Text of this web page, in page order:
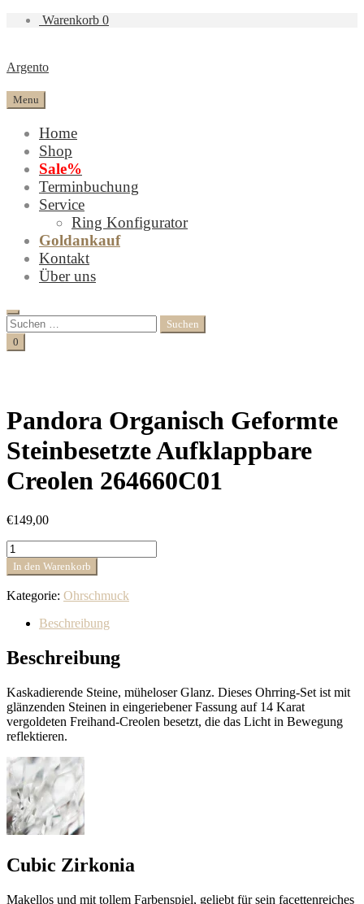
Warenkorb 0
Argento
Menu
Home
Shop
Sale%
Terminbuchung
Service
Ring Konfigurator
Goldankauf
Kontakt
Über uns
Search
Suchen
nach:
Cart
0
Pandora Organisch Geformte
Steinbesetzte Aufklappbare
Creolen 264660C01
€149,00
Pandora
Organisch
Geformte
Steinbesetzte
Aufklappbare
Creolen
Menge
In den Warenkorb
Kategorie: Ohrschmuck
Beschreibung
Beschreibung
Kaskadierende Steine, müheloser Glanz. Dieses Ohrring-Set ist mit
glänzenden Steinen in eingeriebener Fassung auf 14 Karat
vergoldeten Freihand-Creolen besetzt, die das Licht in Bewegung
reflektieren.
Cubic Zirkonia
Makellos und mit tollem Farbenspiel, geliebt für sein facettenreiches